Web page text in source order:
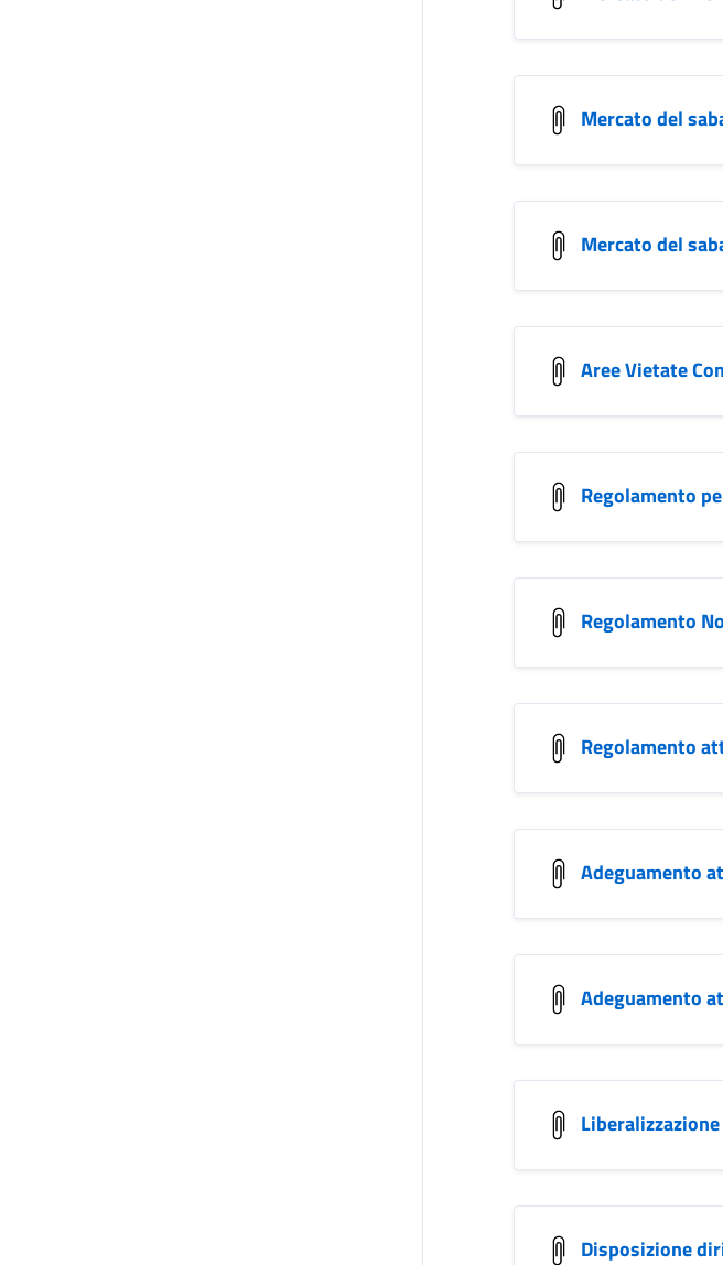
Mercato del
Mercato del
Aree Vietate
Regolamento
Regolamento
Regolamento
Adeguamento
Adeguamento
Disposizione